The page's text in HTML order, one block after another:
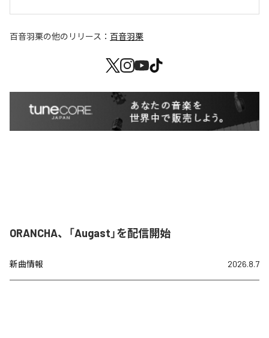
百音羽栗の他のリリース： 百音羽栗
ORANCHA、「Augast」を配信開始
新曲情報 2026.8.7